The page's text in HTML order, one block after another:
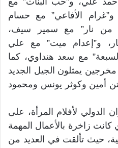
و”غرام الأفاعي” مع حسام
من نار” مع سمير سيف،
و”إعدام ميت” مع علي
مع سعد هنداوي، كما
يمثلون الجيل الجديد
أمين وكوثر يونس ومحمود
لأفلام المرأة، على
زاخرة بالأعمال المهمة
حيث تألقت في العديد من